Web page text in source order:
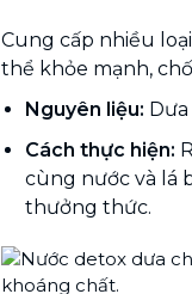
Cung cấp nhiều
thể khỏe mạnh,
Nguyên liệu:
Cách thực hiện:
cùng nước và lá
thưởng thức.